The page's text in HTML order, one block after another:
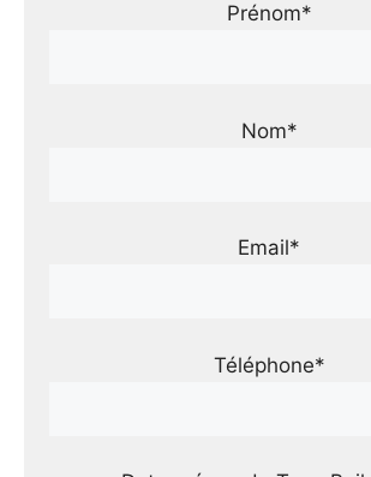
Prénom*
Nom*
Email*
Téléphone*